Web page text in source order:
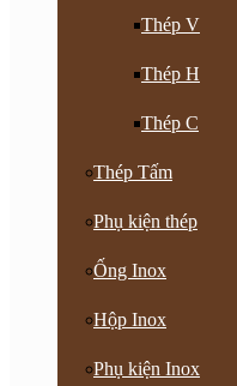
Thép V
Thép H
Thép C
Thép Tấm
Phụ kiện thép
Ống Inox
Hộp Inox
Phụ kiện Inox